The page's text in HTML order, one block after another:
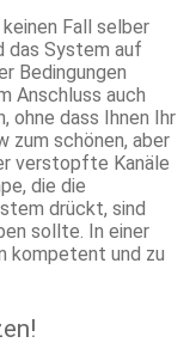
Fall selber
das System auf
Bedingungen
Anschluss auch
ohne dass Ihnen Ihr
zum schönen, aber
verstopfte Kanäle
die die
drückt, sind
sollte. In einer
kompetent und zu